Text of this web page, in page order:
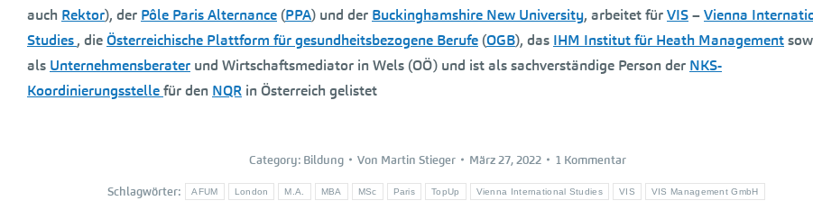
auch Rektor), der Pôle Paris Alternance (PPA) und der Buckinghamshire New University, arbeitet fürVIS–Vienna
Studies, dieÖsterreichische Plattform für gesundheitsbezogene Berufe (OGB), das IHM Institut für Heath Management
als Unternehmensberater und Wirtschaftsmediator in Wels (OÖ) und ist als sachverständige Person der NKS-
Koordinierungsstellefür den NQR in Österreich gelistet
Category: Bildung Von Martin Stieger März 27, 2022 1 Kommentar
Schlagwörter: AFUM London M.A. MBA MSc Paris TopUp Vienna International Studies VIS VIS Management GmbH